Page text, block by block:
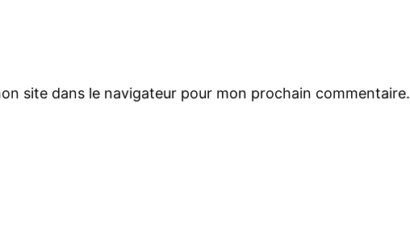
site dans le navigateur pour mon prochain commentaire.